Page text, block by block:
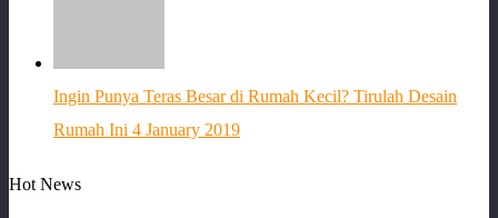
Ingin Punya Teras Besar di Rumah Kecil? Tirulah Desain
Rumah Ini 4 January 2019
Hot News